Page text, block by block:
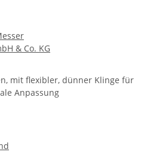
& Co. KG
mit flexibler, dünner Klinge für
Anpassung